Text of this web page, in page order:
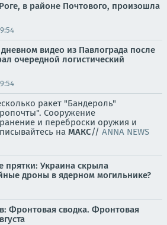
в районе Почтового, произошла
дневном видео из Павлограда после
очередной логистический
ракет "Бандероль"
Сооружение
и переброски оружия и
на МАКС// ANNA NEWS
прятки: Украина скрыла
дроны в ядерном могильнике?
Фронтовая сводка. Фронтовая